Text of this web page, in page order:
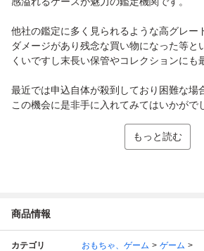
他社の鑑定に多く見られるような高グレー
ダメージがあり残念な買い物になった等と
くいですし末長い保管やコレクションにも
最近では申込自体が殺到しており困難な場
この機会に是非手に入れてみてはいかがで
もっと読む
商品情報
カテゴリ おもちゃ、ゲーム
ゲーム